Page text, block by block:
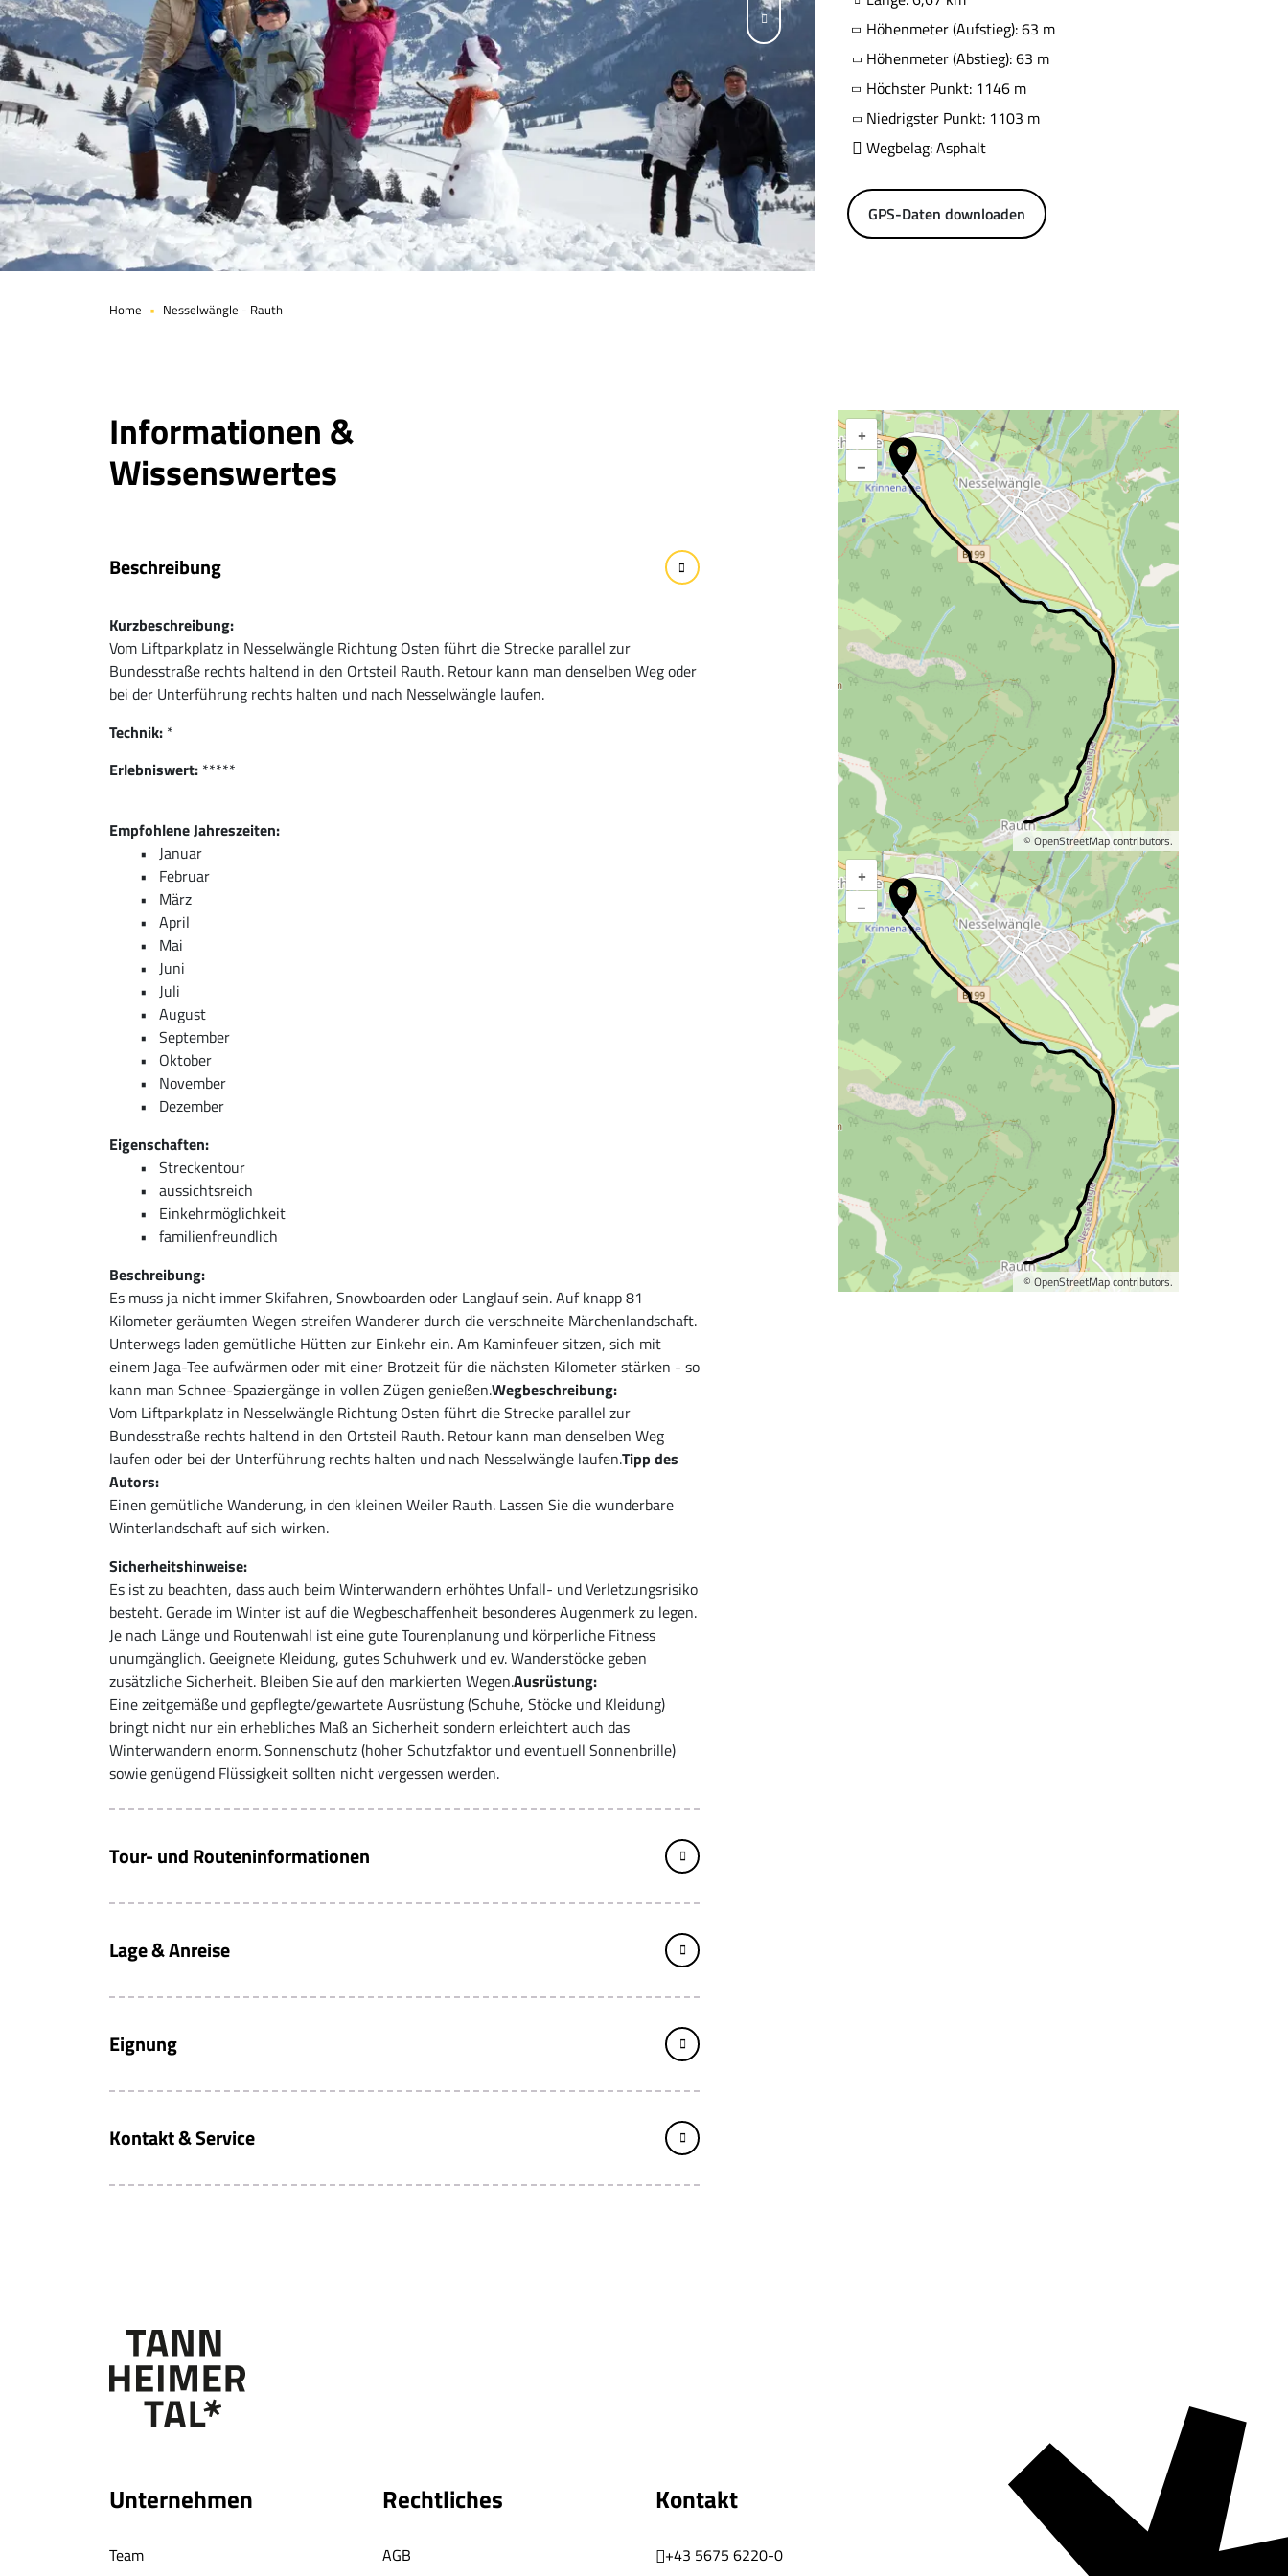
Home Nesselwängle - Rauth
Höhenmeter (Aufstieg): 63 m
Höhenmeter (Abstieg): 63 m
Höchster Punkt: 1146 m
Niedrigster Punkt: 1103 m
Wegbelag: Asphalt
GPS-Daten downloaden
+
–
© OpenStreetMapcontributors.
+
–
© OpenStreetMapcontributors.
Karte vergrößern
Informationen &
Wissenswertes
Beschreibung
Kurzbeschreibung:
Vom Liftparkplatz in Nesselwängle Richtung Osten führt die Strecke parallel zur
Bundesstraße rechts haltend in den Ortsteil Rauth. Retour kann man denselben Weg oder
bei der Unterführung rechts halten und nach Nesselwängle laufen.
Technik: *
Erlebniswert: *****
Empfohlene Jahreszeiten:
Januar
Februar
März
April
Mai
Juni
Juli
August
September
Oktober
November
Dezember
Eigenschaften:
Streckentour
aussichtsreich
Einkehrmöglichkeit
familienfreundlich
Beschreibung:
Es muss ja nicht immer Skifahren, Snowboarden oder Langlauf sein. Auf knapp 81
Kilometer geräumten Wegen streifen Wanderer durch die verschneite Märchenlandschaft.
Unterwegs laden gemütliche Hütten zur Einkehr ein. Am Kaminfeuer sitzen, sich mit
einem Jaga-Tee aufwärmen oder mit einer Brotzeit für die nächsten Kilometer stärken - so
kann man Schnee-Spaziergänge in vollen Zügen genießen.Wegbeschreibung:
Vom Liftparkplatz in Nesselwängle Richtung Osten führt die Strecke parallel zur
Bundesstraße rechts haltend in den Ortsteil Rauth. Retour kann man denselben Weg
laufen oder bei der Unterführung rechts halten und nach Nesselwängle laufen.Tipp des
Autors:
Einen gemütliche Wanderung, in den kleinen Weiler Rauth. Lassen Sie die wunderbare
Winterlandschaft auf sich wirken.
Sicherheitshinweise:
Es ist zu beachten, dass auch beim Winterwandern erhöhtes Unfall- und Verletzungsrisiko
besteht. Gerade im Winter ist auf die Wegbeschaffenheit besonderes Augenmerk zu legen.
Je nach Länge und Routenwahl ist eine gute Tourenplanung und körperliche Fitness
unumgänglich. Geeignete Kleidung, gutes Schuhwerk und ev. Wanderstöcke geben
zusätzliche Sicherheit. Bleiben Sie auf den markierten Wegen.Ausrüstung:
Eine zeitgemäße und gepflegte/gewartete Ausrüstung (Schuhe, Stöcke und Kleidung)
bringt nicht nur ein erhebliches Maß an Sicherheit sondern erleichtert auch das
Winterwandern enorm. Sonnenschutz (hoher Schutzfaktor und eventuell Sonnenbrille)
sowie genügend Flüssigkeit sollten nicht vergessen werden.
Tour- und Routeninformationen
Lage & Anreise
Eignung
Kontakt & Service
Unternehmen
Team
Rechtliches
AGB
Kontakt
+43 5675 6220-0